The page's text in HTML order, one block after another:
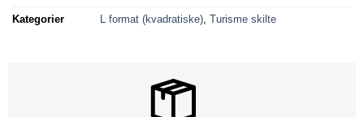
Kategorier L format (kvadratiske), Turisme skilte